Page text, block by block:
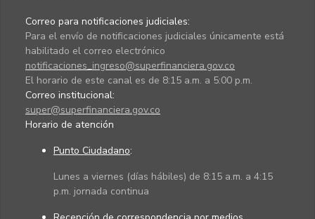
Correo para notificaciones judiciales:
Para el envío de notificaciones judiciales únicamente está
habilitado el correo electrónico
notificaciones_ingreso@superfinanciera.gov.co
El horario de este canal es de 8:15 a.m. a 5:00 p.m.
Correo institucional:
super@superfinanciera.gov.co
Horario de atención
Punto Ciudadano:
Lunes a viernes (días hábiles) de 8:15 a.m. a 4:15
p.m. jornada continua